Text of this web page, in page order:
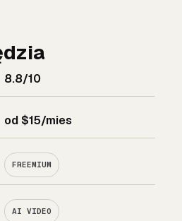
8.8/10
od $15/mies
FREEMIUM
AI VIDEO